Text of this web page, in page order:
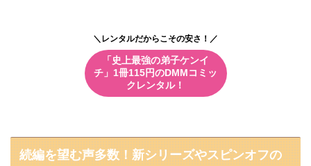
＼レンタルだからこその安さ！／
「史上最強の弟子ケンイ
チ」1冊115円のDMMコミッ
クレンタル！
続編を望む声多数！新シリーズやスピンオフの